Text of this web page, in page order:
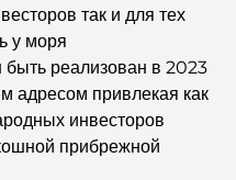
в Дубае: роскошная
путеводитель для
так и для тех
у моря
быть реализован в 2023
адресом привлекая как
инвесторов
прибрежной